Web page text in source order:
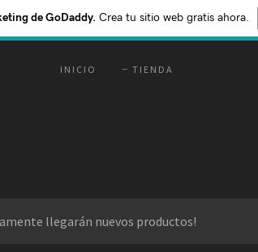
de GoDaddy. Crea tu sitio web gratis ahora.
INICIO TIENDA
llegarán nuevos productos!